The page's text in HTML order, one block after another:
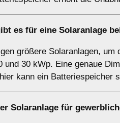
es für eine Solaranlage
größere Solaranlagen,
und 30 kWp. Eine genaue
kann ein Batteriespeicher
Solaranlage für